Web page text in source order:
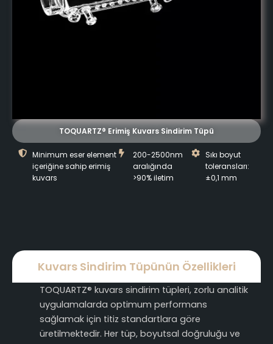
TOQUARTZ® Erimiş Kuvars Sindirim Tüpü
Minimum eser element
içeriğine sahip erimiş
kuvars
200-2500nm
aralığında
>90% iletim
Sıkı boyut
toleransları:
±0,1 mm
Kuvars Sindirim Tüpünün Özellikleri
TOQUARTZ® kuvars sindirim tüpleri, zorlu analitik
uygulamalarda optimum performans
sağlamak için titiz standartlara göre
üretilmektedir. Her tüp, boyutsal doğruluğu ve